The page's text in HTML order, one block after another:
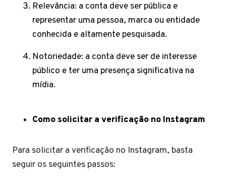
Relevância: a conta deve ser pública e
representar uma pessoa, marca ou entidade
conhecida e altamente pesquisada.
Notoriedade: a conta deve ser de interesse
público e ter uma presença significativa na
mídia.
Como solicitar a verificação no Instagram
Para solicitar a verificação no Instagram, basta
seguir os seguintes passos: